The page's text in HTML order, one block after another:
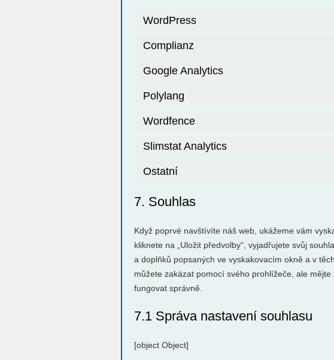
WordPress
Complianz
Google Analytics
Polylang
Wordfence
Slimstat Analytics
Ostatní
7. Souhlas
Když poprvé navštívíte náš web, ukážeme vám
kliknete na „Uložit předvolby“, vyjadřujete svůj
a doplňků popsaných ve vyskakovacím okně a v
můžete zakázat pomocí svého prohlížeče, ale
fungovat správně.
7.1 Správa nastavení souhlasu
[object Object]